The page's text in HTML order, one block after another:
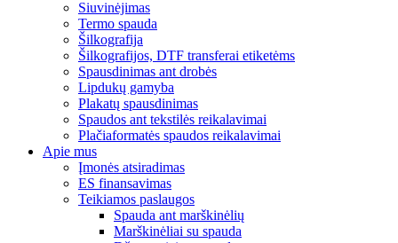
Siuvinėjimas
Termo spauda
Šilkografija
Šilkografijos, DTF transferai etiketėms
Spausdinimas ant drobės
Lipdukų gamyba
Plakatų spausdinimas
Spaudos ant tekstilės reikalavimai
Plačiaformatės spaudos reikalavimai
Apie mus
Įmonės atsiradimas
ES finansavimas
Teikiamos paslaugos
Spauda ant marškinėlių
Marškinėliai su spauda